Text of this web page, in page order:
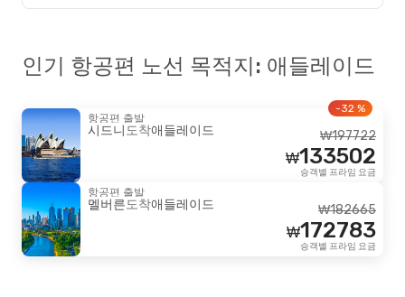
인기 항공편 노선 목적지: 애들레이드
항공편 출발
시드니도착애들레이드
-32 %
197722
₩
133502
₩
승객별 프라임 요금
항공편 출발
멜버른도착애들레이드 182665
₩
172783
₩
승객별 프라임 요금